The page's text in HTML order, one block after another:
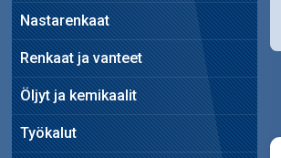
Nastarenkaat
Renkaat ja vanteet
Öljyt ja kemikaalit
Työkalut